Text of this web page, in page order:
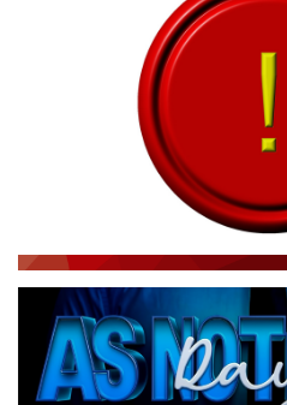
JORNAL DO BRASIL
RÁDIO AGÊNCIA
NOTÍCIAS AO MINUTO
ACONTECEU...VIROU MANCHETE!